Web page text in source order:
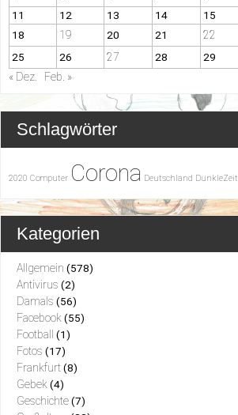
11 12 13 14 15
18
19 20 21 22
25
26 27 28 29
« Dez. Feb. »
Schlagwörter
2020 Computer Corona Deutschland DunkleZeit
Kategorien
Allgemein (578)
Antivirus (2)
Damals (56)
Facebook (55)
Football (1)
Fotos (17)
Frankfurt (8)
Gebek (4)
Geschichte (7)